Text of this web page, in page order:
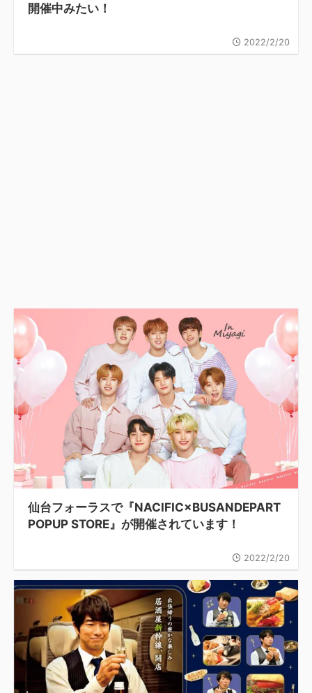
開催中みたい！
2022/2/20
仙台フォーラスで『NACIFIC×BUSANDEPART
POPUP STORE』が開催されています！
2022/2/20